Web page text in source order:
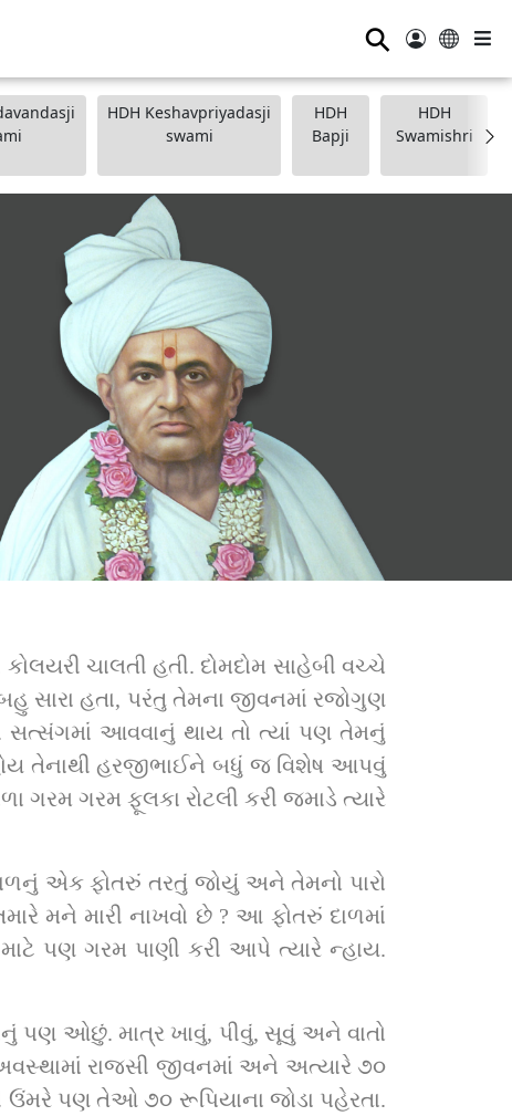
⚲
HDH Keshavpriyadasji
swami
HDH
Bapji
HDH
Swamishri
ચાલતી હતી. દોમદોમ સાહેબી વચ્ચે
સારા હતા, પરંતુ તેમના જીવનમાં રજોગુણ
સત્સંગમાં આવવાનું થાય તો ત્યાં પણ તેમનું
તેનાથી હરજીભાઈને બધું જ વિશેષ આપવું
ગરમ ગરમ ફૂલકા રોટલી કરી જમાડે ત્યારે
એક ફોતરું તરતું જોયું અને તેમનો પારો
મને મારી નાખવો છે ? આ ફોતરું દાળમાં
પણ ગરમ પાણી કરી આપે ત્યારે ન્હાય.
પણ ઓછું. માત્ર ખાવું, પીવું, સૂવું અને વાતો
રાજસી જીવનમાં અને અત્યારે ૭૦
ઉંમરે પણ તેઓ ૭૦ રૂપિયાના જોડા પહેરતા.